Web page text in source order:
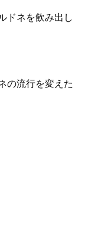
ドネを飲み出し
の流行を変えた